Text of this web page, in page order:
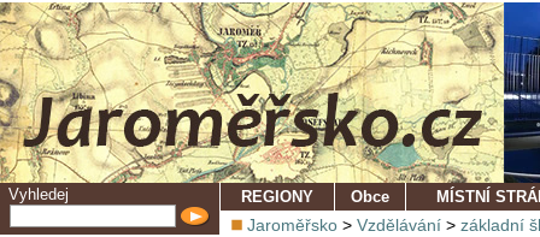
Vyhledej REGIONY Obce MÍSTNÍ
Jaroměřsko > Vzdělávání > základní